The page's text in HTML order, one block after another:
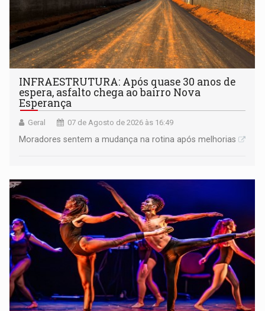
INFRAESTRUTURA: Após quase 30 anos de
espera, asfalto chega ao bairro Nova
Esperança
Geral 07 de Agosto de 2026 às 16:49
Moradores sentem a mudança na rotina após melhorias